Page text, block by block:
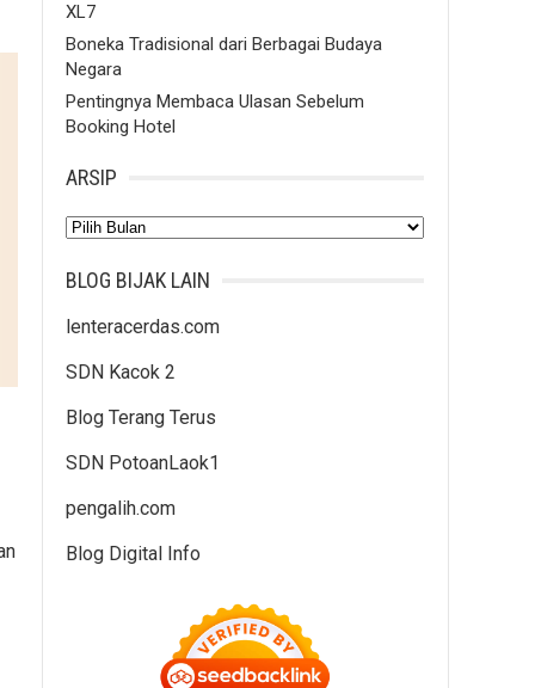
XL7
Boneka Tradisional dari Berbagai Budaya
Negara
Pentingnya Membaca Ulasan Sebelum
Booking Hotel
ARSIP
Arsip
BLOG BIJAK LAIN
lenteracerdas.com
SDN Kacok 2
Blog Terang Terus
SDN PotoanLaok1
pengalih.com
Blog Digital Info